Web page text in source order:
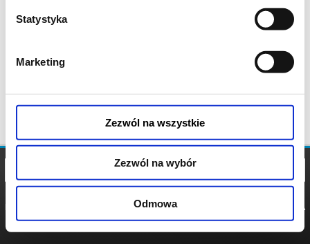
Statystyka
Marketing
Zezwól na wszystkie
Zezwól na wybór
Odmowa
POLITYKA
POLITYKA